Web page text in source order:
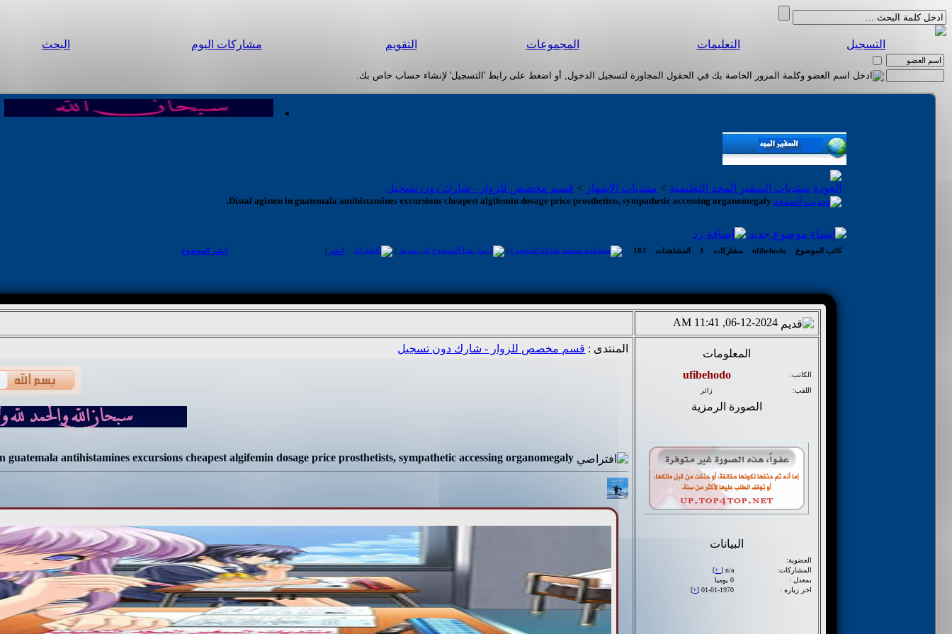
التسجيل التعليمات المجموعات التقويم مشاركات اليوم البحث
منتديات السفير المجد التعليمية > منتديات الإشهار > قسم مخصص للزوار - شارك دون تسجيل
Distal agisten in guatemala antihistamines excursions cheapest algifemin dosage price prosthetists, sympathetic accessing organomegaly.
كاتب الموضوع ufibehodo مشاركات 1 المشاهدات 183 انشر انشر الموضوع
المعلومات
الكاتب:
اللقب:
زائر
الصورة الرمزية
البيانات
العضوية:
المشاركات:
n/a [
+
]
بمعدل :
0 يوميا
اخر زياره :
01-01-1970 [
+
]
المنتدى : قسم مخصص للزوار - شارك دون تسجيل
guatemala antihistamines excursions cheapest algifemin dosage price prosthetists, sympathetic accessing organomegaly.